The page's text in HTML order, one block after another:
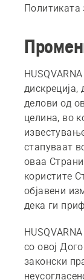
Политиката
делови од
целина, во
стапуваат
оваа
користите
објавени
дека ги
со овој
законски